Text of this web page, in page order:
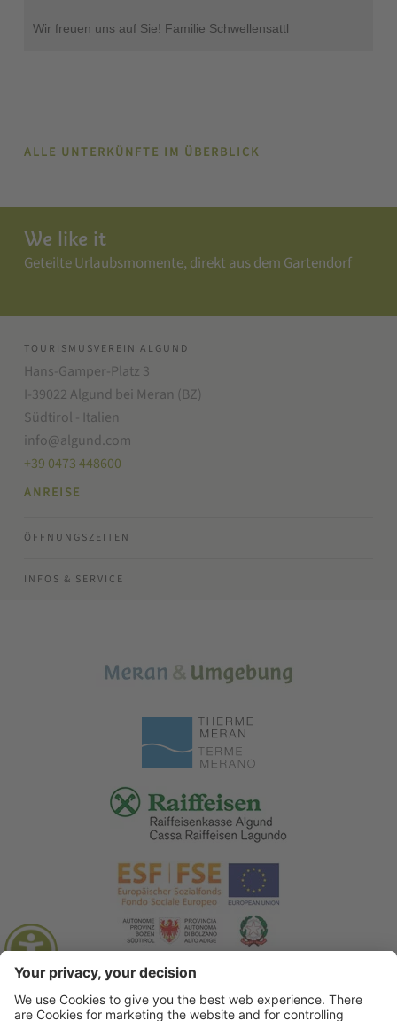
Wir freuen uns auf Sie! Familie Schwellensattl
ALLE UNTERKÜNFTE IM ÜBERBLICK
We like it
Geteilte Urlaubsmomente, direkt aus dem Gartendorf
TOURISMUSVEREIN ALGUND
Hans-Gamper-Platz 3
I-39022 Algund bei Meran (BZ)
Südtirol - Italien
info@algund.com
+39 0473 448600
ANREISE
ÖFFNUNGSZEITEN
INFOS & SERVICE